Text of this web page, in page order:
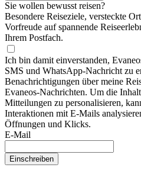
Sie wollen bewusst reisen?
Besondere Reiseziele, versteckte
Vorfreude auf spannende
Ihrem Postfach.
Ich bin damit einverstanden,
SMS und WhatsApp-Nachricht zu
Benachrichtigungen über meine
Evaneos-Nachrichten. Um die
Mitteilungen zu personalisieren,
Interaktionen mit E-Mails
Öffnungen und Klicks.
E-Mail
Einschreiben